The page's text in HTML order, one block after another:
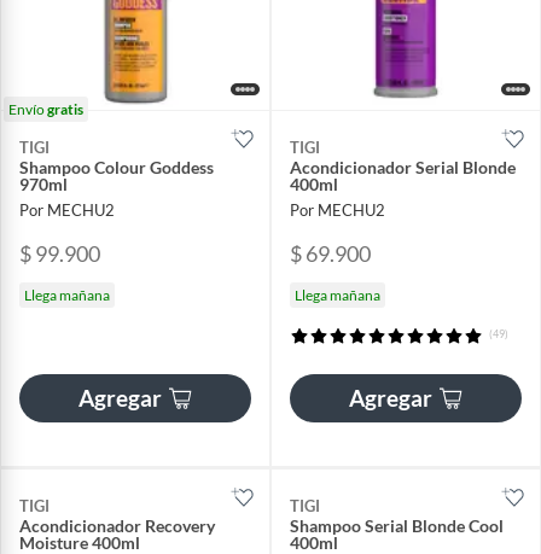
Envíogratis
TIGI
Shampoo Colour Goddess
970ml
Por MECHU2
$ 99.900
Llega mañana
Agregar
TIGI
Acondicionador Serial Blonde
400ml
Por MECHU2
$ 69.900
Llega mañana
(49)
Agregar
TIGI
Acondicionador Recovery
Moisture 400ml
TIGI
Shampoo Serial Blonde Cool
400ml